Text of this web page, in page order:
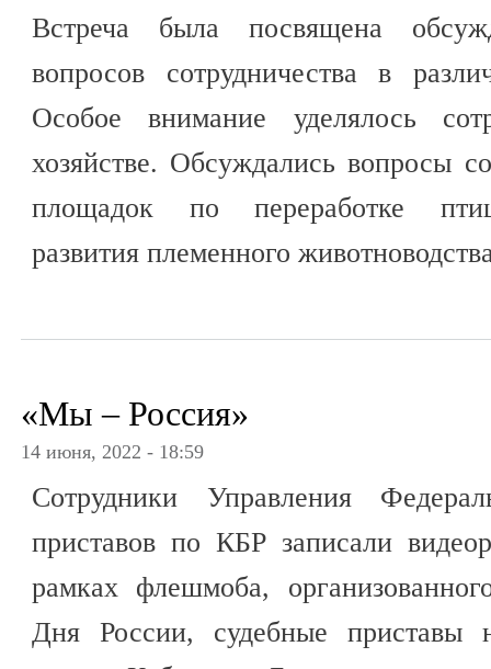
Встреча была посвящена
вопросов сотрудничества в
Особое внимание уделялось
хозяйстве. Обсуждались вопросы
площадок по переработке
развития племенного
«Мы – Россия»
14 июня, 2022 - 18:59
Сотрудники Управления
приставов по КБР записали
рамках флешмоба,
Дня России, судебные приставы